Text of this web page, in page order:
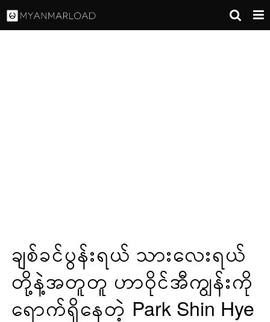
ချစ်ခင်ပွန်းရယ် သားလေးရယ်
တို့နဲ့အတူတူ ဟာဝိုင်အီကျွန်းကို
ရောက်ရှိနေတဲ့ Park Shin Hye